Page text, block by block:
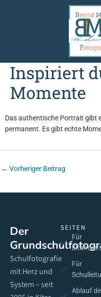
Inspiriert
Momente
Das authentische Portrait gibt
permanent. Es gibt echte
← Vorheriger Beitrag
Der
Schulfotografie
mit Herz und
System – seit
SEITEN
Für
Für
Ablauf